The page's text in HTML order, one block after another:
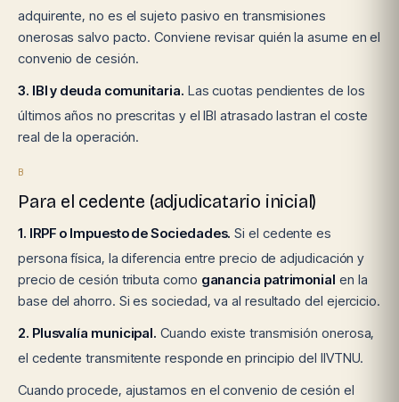
adquirente, no es el sujeto pasivo en transmisiones
onerosas salvo pacto. Conviene revisar quién la asume en el
convenio de cesión.
3. IBI y deuda comunitaria. Las cuotas pendientes de los
últimos años no prescritas y el IBI atrasado lastran el coste
real de la operación.
B
Para el cedente (adjudicatario inicial)
1. IRPF o Impuesto de Sociedades. Si el cedente es
persona física, la diferencia entre precio de adjudicación y
precio de cesión tributa como ganancia patrimonial en la
base del ahorro. Si es sociedad, va al resultado del ejercicio.
2. Plusvalía municipal. Cuando existe transmisión onerosa,
el cedente transmitente responde en principio del IIVTNU.
Cuando procede, ajustamos en el convenio de cesión el